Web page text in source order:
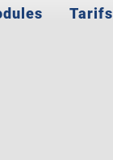
Tarifs